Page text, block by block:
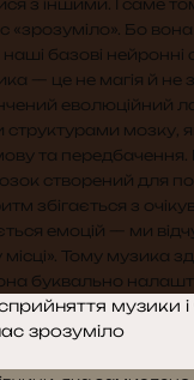
музики
зрозуміло